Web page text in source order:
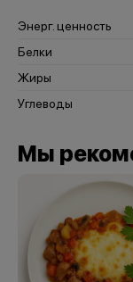
Энерг. ценность
Белки
Жиры
Углеводы
Мы